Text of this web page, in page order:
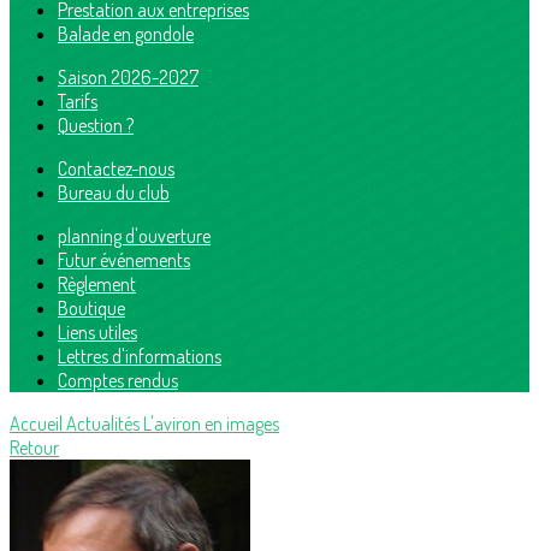
Prestation aux entreprises
Balade en gondole
Saison 2026-2027
Tarifs
Question ?
Contactez-nous
Bureau du club
planning d'ouverture
Futur événements
Règlement
Boutique
Liens utiles
Lettres d'informations
Comptes rendus
Accueil ActualitésL'aviron en images
Retour